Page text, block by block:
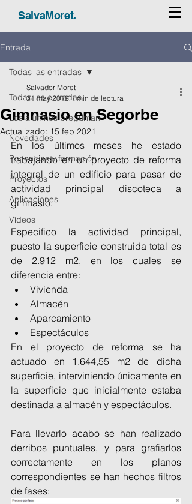
SalvaMoret.
Entrada
Todas las entradas
Los alumnos preguntan
Novedades
Ponencias y formación
Proyectos
Aplicaciones
Vídeos
Todas las entradas
Gimnasio en Segorbe
Salvador Moret
31 may 2019 1 min de lectura
Actualizado: 15 feb 2021
En los últimos meses he estado
trabajando en un proyecto de reforma
integral de un edificio para pasar de
actividad principal discoteca a
gimnasio.
Especifico la actividad principal,
puesto la superficie construida total es
de 2.912 m2, en los cuales se
diferencia entre:
Vivienda
Almacén
Aparcamiento
Espectáculos
En el proyecto de reforma se ha
actuado en 1.644,55 m2 de dicha
superficie, interviniendo únicamente en
la superficie que inicialmente estaba
destinada a almacén y espectáculos.
Para llevarlo acabo se han realizado
derribos puntuales, y para grafiarlos
correctamente en los planos
correspondientes se han hechos filtros
de fases: